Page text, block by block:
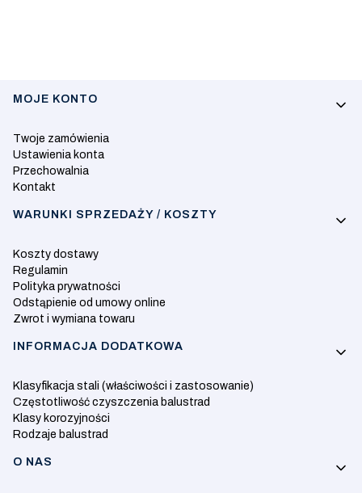
Linki w stopce
MOJE KONTO
Twoje zamówienia
Ustawienia konta
Przechowalnia
Kontakt
WARUNKI SPRZEDAŻY / KOSZTY
Koszty dostawy
Regulamin
Polityka prywatności
Odstąpienie od umowy online
Zwrot i wymiana towaru
INFORMACJA DODATKOWA
Klasyfikacja stali (właściwości i zastosowanie)
Częstotliwość czyszczenia balustrad
Klasy korozyjności
Rodzaje balustrad
O NAS